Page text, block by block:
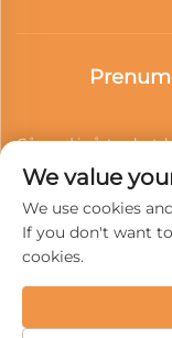
Gå med i vårt
branschen,
We value
We use cookies
If you don't want
cookies.